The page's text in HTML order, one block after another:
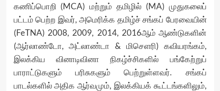
கணிப்பொறி (MCA) மற்றும் தமிழில் (MA) முதுகலைப்
பட்டம் பெற்ற இவர், அமெரிக்க தமிழ்ச் சங்கப் பேரவையின்
(FeTNA) 2008, 2009, 2014, 2016ஆம் ஆண்டுகளின்
(ஆர்லாண்டோ, அட்லாண்டா & மிசௌரி) கவியரங்கம்,
இலக்கிய வினாடிவினா நிகழ்ச்சிகளில் பங்கேற்றுப்
பாராட்டுகளும் பரிசுகளும் பெற்றுள்ளவர். சங்கப்
பாடல்களில் அதிக ஆர்வமும், இலக்கியக் கூட்டங்களிலும்,